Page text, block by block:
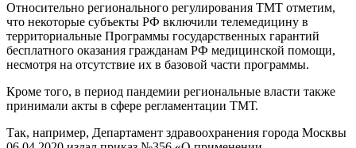
Относительно регионального регулирования ТМТ отметим,
что некоторые субъекты РФ включили телемедицину в
территориальные Программы государственных гарантий
бесплатного оказания гражданам РФ медицинской помощи,
несмотря на отсутствие их в базовой части программы.
Кроме того, в период пандемии региональные власти также
принимали акты в сфере регламентации ТМТ.
Так, например, Департамент здравоохранения города Москвы